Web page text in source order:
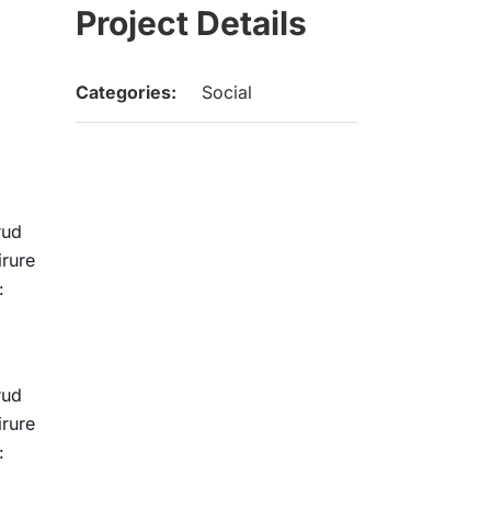
Project Details
Categories: Social